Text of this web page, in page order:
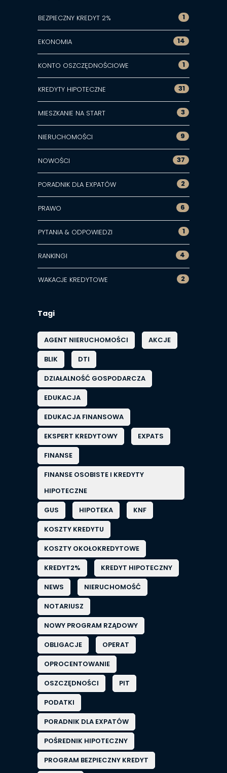
BEZPIECZNY KREDYT 2% 1
EKONOMIA 14
KONTO OSZCZĘDNOŚCIOWE 1
KREDYTY HIPOTECZNE 31
MIESZKANIE NA START 3
NIERUCHOMOŚCI 9
NOWOŚCI 37
PORADNIK DLA EXPATÓW 2
PRAWO 6
PYTANIA & ODPOWIEDZI 1
RANKINGI 4
WAKACJE KREDYTOWE 2
Tagi
AGENT NIERUCHOMOŚCI
AKCJE
BLIK
DTI
DZIAŁALNOŚĆ GOSPODARCZA
EDUKACJA
EDUKACJA FINANSOWA
EKSPERT KREDYTOWY
EXPATS
FINANSE
FINANSE OSOBISTE I KREDYTY
HIPOTECZNE
GUS
HIPOTEKA
KNF
KOSZTY KREDYTU
KOSZTY OKOŁOKREDYTOWE
KREDYT2%
KREDYT HIPOTECZNY
NEWS
NIERUCHOMOŚĆ
NOTARIUSZ
NOWY PROGRAM RZĄDOWY
OBLIGACJE
OPERAT
OPROCENTOWANIE
OSZCZĘDNOŚCI
PIT
PODATKI
PORADNIK DLA EXPATÓW
POŚREDNIK HIPOTECZNY
PROGRAM BEZPIECZNY KREDYT